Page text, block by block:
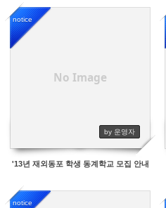
No Image
notice
by 운영자
'13년 재외동포 학생 동계학교 모집 안내
notice